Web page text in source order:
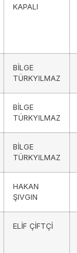
KAPALI
BİLGE
TÜRKYILMAZ
BİLGE
TÜRKYILMAZ
BİLGE
TÜRKYILMAZ
HAKAN
ŞIVGIN
ELİF ÇİFTÇİ